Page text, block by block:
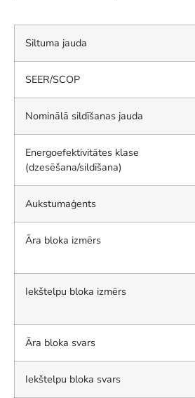
Siltuma jauda
SEER/SCOP
Nominālā sildīšanas jauda
Energoefektivitātes klase
(dzesēšana/sildīšana)
Aukstumaģents
Āra bloka izmērs
Iekštelpu bloka izmērs
Āra bloka svars
Iekštelpu bloka svars